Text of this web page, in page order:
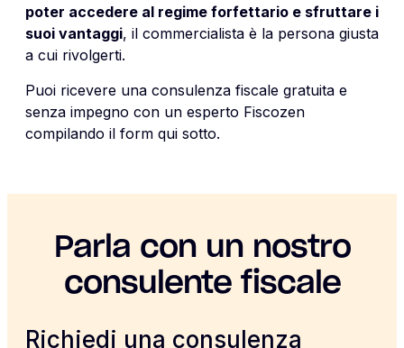
poter accedere al regime forfettario e sfruttare i
suoi vantaggi, il commercialista è la persona giusta
a cui rivolgerti.
Puoi ricevere una consulenza fiscale gratuita e
senza impegno con un esperto Fiscozen
compilando il form qui sotto.
Parla con un nostro
consulente fiscale
Richiedi una consulenza